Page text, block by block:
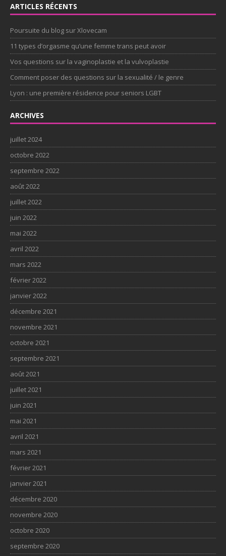
ARTICLES RÉCENTS
Poursuite du blog sur Xlovecam
11 types d’orgasme qu’une femme trans peut avoir
Vos questions sur la vaginoplastie et la vulvoplastie
Comment poser des questions sur la sexualité / le genre
Lyon : une première résidence pour seniors LGBT
ARCHIVES
juillet 2024
octobre 2022
septembre 2022
août 2022
juillet 2022
juin 2022
mai 2022
avril 2022
mars 2022
février 2022
janvier 2022
décembre 2021
novembre 2021
octobre 2021
septembre 2021
août 2021
juillet 2021
juin 2021
mai 2021
avril 2021
mars 2021
février 2021
janvier 2021
décembre 2020
novembre 2020
octobre 2020
septembre 2020